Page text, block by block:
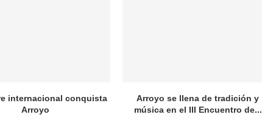
internacional conquista
Arroyo
Arroyo se llena de tradición y
música en el III Encuentro de...